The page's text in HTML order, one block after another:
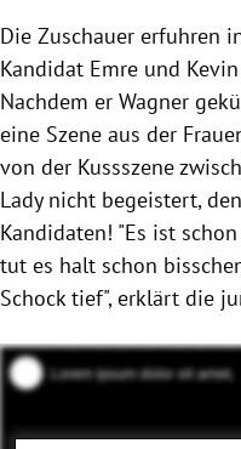
Die Zuschauer erfuhren
Kandidat Emre und Kevin
Nachdem er Wagner
eine Szene aus der
von der Kussszene
Lady nicht begeistert,
Kandidaten! "Es ist
tut es halt schon
Schock tief", erklärt die